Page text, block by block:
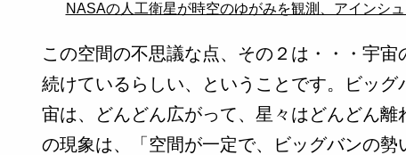
NASAの人工衛星が時空のゆがみを観測、アインシ
この空間の不思議な点、その２は・・・宇宙
続けているらしい、ということです。ビッグ
宙は、どんどん広がって、星々はどんどん離
の現象は、「空間が一定で、ビッグバンの勢